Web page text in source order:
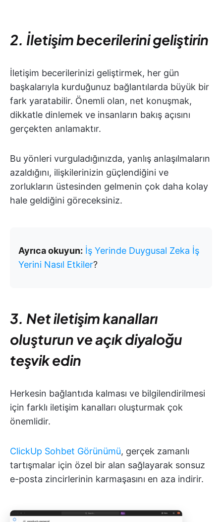
2. İletişim becerilerini geliştirin
İletişim becerilerinizi geliştirmek, her gün
başkalarıyla kurduğunuz bağlantılarda büyük bir
fark yaratabilir. Önemli olan, net konuşmak,
dikkatle dinlemek ve insanların bakış açısını
gerçekten anlamaktır.
Bu yönleri vurguladığınızda, yanlış anlaşılmaların
azaldığını, ilişkilerinizin güçlendiğini ve
zorlukların üstesinden gelmenin çok daha kolay
hale geldiğini göreceksiniz.
Ayrıca okuyun: İş Yerinde Duygusal Zeka İş
Yerini Nasıl Etkiler?
3. Net iletişim kanalları
oluşturun ve açık diyaloğu
teşvik edin
Herkesin bağlantıda kalması ve bilgilendirilmesi
için farklı iletişim kanalları oluşturmak çok
önemlidir.
ClickUp Sohbet Görünümü, gerçek zamanlı
tartışmalar için özel bir alan sağlayarak sonsuz
e-posta zincirlerinin karmaşasını en aza indirir.